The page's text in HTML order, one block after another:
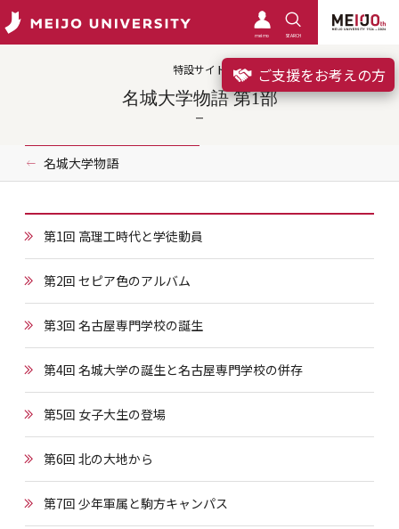
meimo SEARCH
ご支援をお考えの方
特設サイト
名城大学物語 第1部
名城大学物語
第1回 高理工時代と学徒動員
第2回 セピア色のアルバム
第3回 名古屋専門学校の誕生
第4回 名城大学の誕生と名古屋専門学校の併存
第5回 女子大生の登場
第6回 北の大地から
第7回 少年軍属と駒方キャンパス